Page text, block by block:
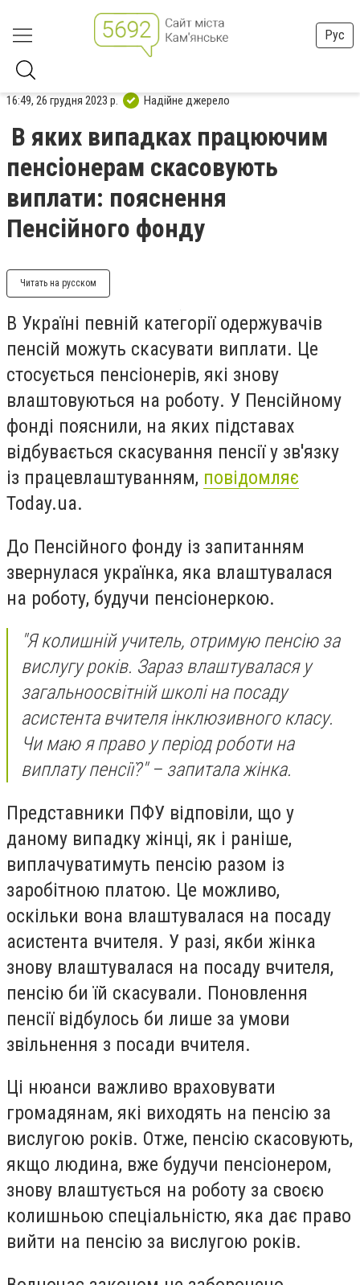
Рус
16:49, 26 грудня 2023 р. Надійне джерело
В яких випадках працюючим
пенсіонерам скасовують
виплати: пояснення
Пенсійного фонду
Читать на русском
В Україні певній категорії одержувачів
пенсій можуть скасувати виплати. Це
стосується пенсіонерів, які знову
влаштовуються на роботу. У Пенсійному
фонді пояснили, на яких підставах
відбувається скасування пенсії у зв'язку
із працевлаштуванням, повідомляє
Today.ua.
До Пенсійного фонду із запитанням
звернулася українка, яка влаштувалася
на роботу, будучи пенсіонеркою.
"Я колишній учитель, отримую пенсію за
вислугу років. Зараз влаштувалася у
загальноосвітній школі на посаду
асистента вчителя інклюзивного класу.
Чи маю я право у період роботи на
виплату пенсії?" – запитала жінка.
Представники ПФУ відповіли, що у
даному випадку жінці, як і раніше,
виплачуватимуть пенсію разом із
заробітною платою. Це можливо,
оскільки вона влаштувалася на посаду
асистента вчителя. У разі, якби жінка
знову влаштувалася на посаду вчителя,
пенсію би їй скасували. Поновлення
пенсії відбулось би лише за умови
звільнення з посади вчителя.
Ці нюанси важливо враховувати
громадянам, які виходять на пенсію за
вислугою років. Отже, пенсію скасовують,
якщо людина, вже будучи пенсіонером,
знову влаштується на роботу за своєю
колишньою спеціальністю, яка дає право
вийти на пенсію за вислугою років.